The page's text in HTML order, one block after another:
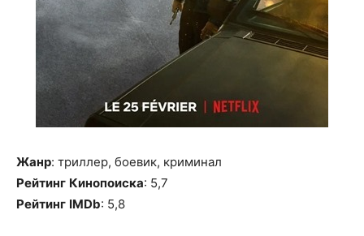
Жанр: триллер, боевик, криминал
Рейтинг Кинопоиска: 5,7
Рейтинг IMDb: 5,8